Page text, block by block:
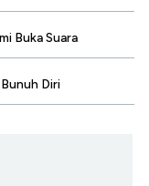
Buka Suara
Diri